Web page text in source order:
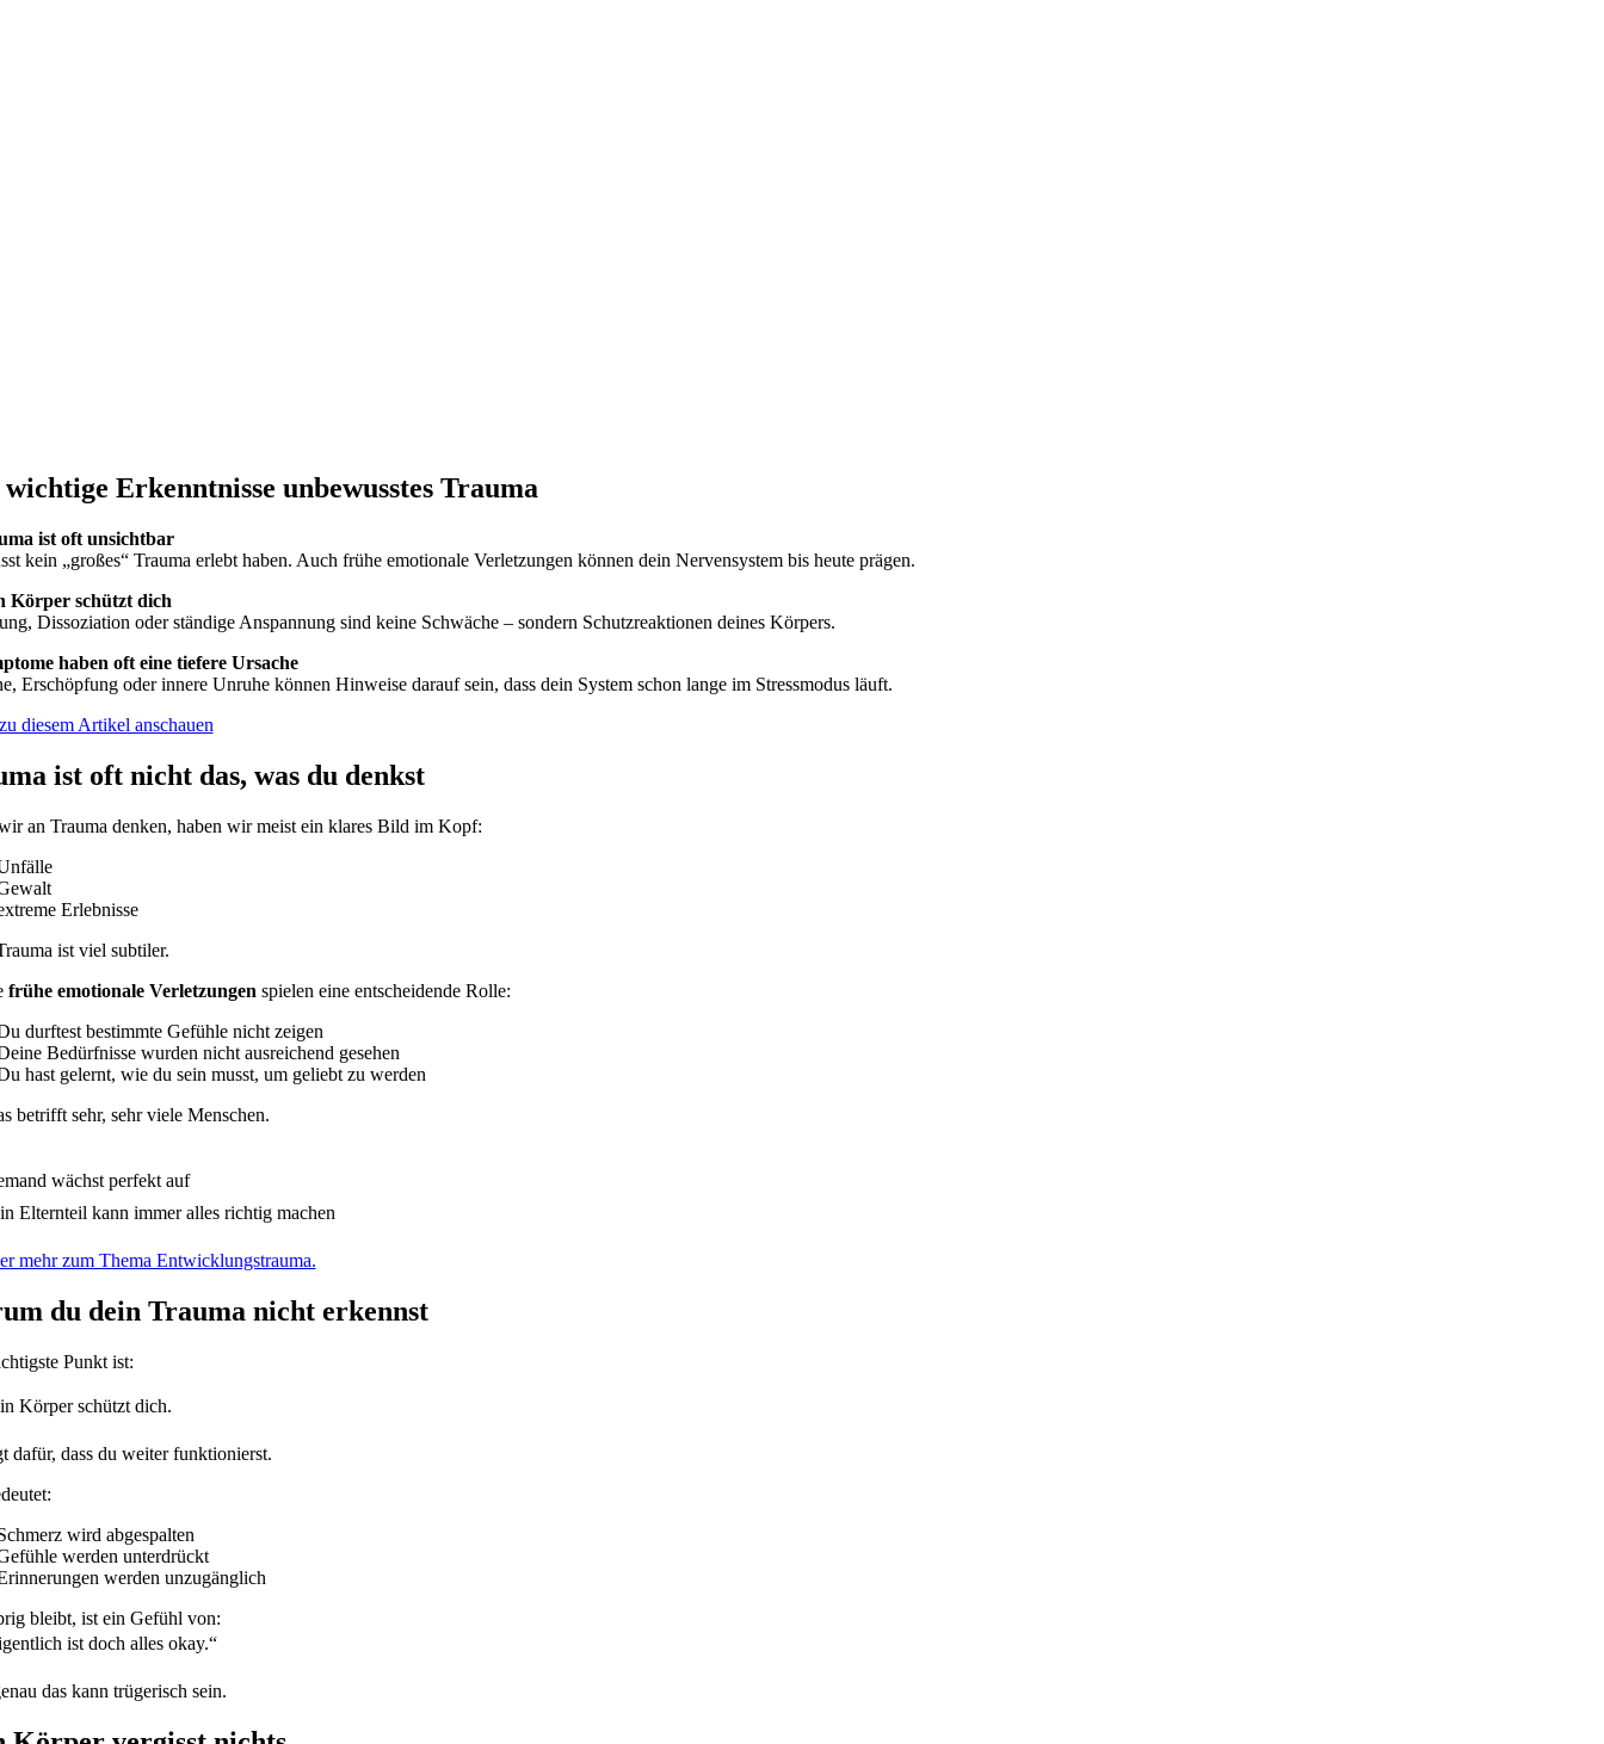
Erkenntnisse unbewusstes Trauma
ist oft unsichtbar
kein „großes“ Trauma erlebt haben. Auch frühe emotionale Verletzungen können dein Nervensystem bis heute prägen.
Körper schützt dich
Dissoziation oder ständige Anspannung sind keine Schwäche – sondern Schutzreaktionen deines Körpers.
haben oft eine tiefere Ursache
Erschöpfung oder innere Unruhe können Hinweise darauf sein, dass dein System schon lange im Stressmodus läuft.
diesem Artikel anschauen
ist oft nicht das, was du denkst
an Trauma denken, haben wir meist ein klares Bild im Kopf:
Erlebnisse
ist viel subtiler.
frühe emotionale Verletzungen spielen eine entscheidende Rolle:
durftest bestimmte Gefühle nicht zeigen
Bedürfnisse wurden nicht ausreichend gesehen
hast gelernt, wie du sein musst, um geliebt zu werden
betrifft sehr, sehr viele Menschen.
wächst perfekt auf
Elternteil kann immer alles richtig machen
mehr zum Thema Entwicklungstrauma.
du dein Trauma nicht erkennst
Punkt ist:
Körper schützt dich.
dafür, dass du weiter funktionierst.
wird abgespalten
werden unterdrückt
werden unzugänglich
bleibt, ist ein Gefühl von:
ist doch alles okay.“
das kann trügerisch sein.